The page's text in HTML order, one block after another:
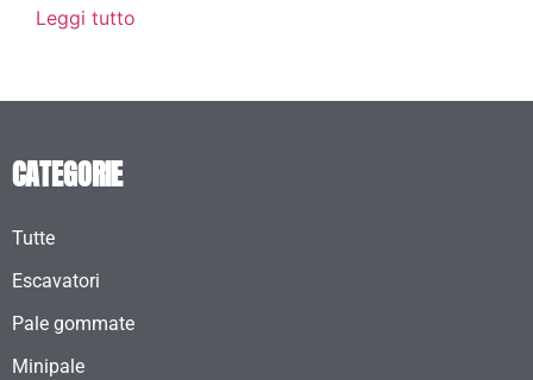
Leggi tutto
CATEGORIE
Tutte
Escavatori
Pale gommate
Minipale